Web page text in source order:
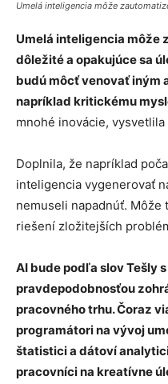
Umelá inteligencia môže
Umelá inteligencia môže
dôležité a opakujúce sa
budú môcť venovať iným
napríklad kritickému
mnohé inovácie, vysvetlila
Doplnila, že napríklad
inteligencia vygenerovať
nemuseli napadnúť.
riešení zložitejších
AI bude podľa slov Tešly
pravdepodobnosťou
pracovného trhu. Čoraz
programátori na vývoj
štatistici a dátoví
pracovníci na kreatívne